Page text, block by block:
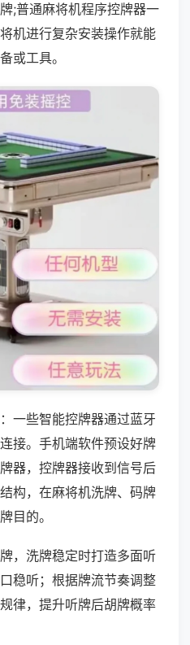
;普通麻将机程序控牌器一
机进行复杂安装操作就能
或工具。
一些智能控牌器通过蓝牙
接。手机端软件预设好牌
器，控牌器接收到信号后
构，在麻将机洗牌、码牌
目的。
，洗牌稳定时打造多面听
稳听；根据牌流节奏调整
律，提升听牌后胡牌概率